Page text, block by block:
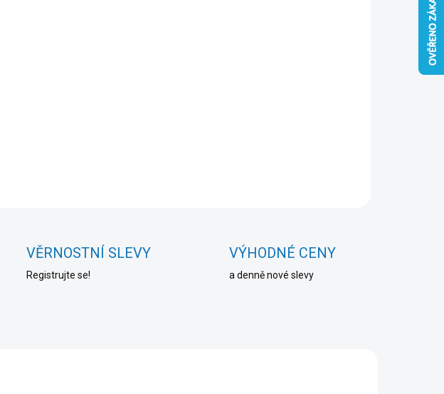
VĚRNOSTNÍ SLEVY
Registrujte se!
VÝHODNÉ CENY
a denně nové slevy